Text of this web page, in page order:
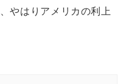
やはりアメリカの利上